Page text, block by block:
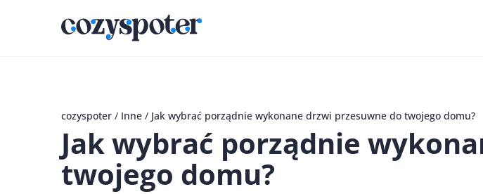
cozyspoter / Inne / Jak wybrać porządnie wykonane drzwi przesuwne do twojego domu?
Jak wybrać porządnie
twojego domu?